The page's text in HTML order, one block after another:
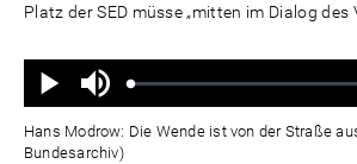
Platz der SED müsse „mitten im Dialog des
Wiedergabe
Ton
aus
Geladen:
Status:
Hans Modrow: Die Wende ist von der Straße
Bundesarchiv)